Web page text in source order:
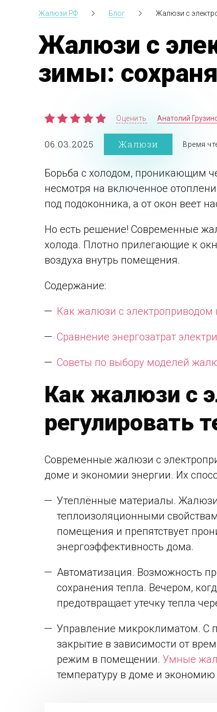
Жалюзи.РФ Блог Жалюзи с
Жалюзи с
зимы:
Оценить Анатолий
06.03.2025 Жалюзи Время
Борьба с холодом, проникающим
несмотря на включенное
под подоконника, а от окон веет
Но есть решение! Современные
холода. Плотно прилегающие к
воздуха внутрь помещения.
Содержание:
Как жалюзи с электроприводом
Сравнение энергозатрат
Советы по выбору моделей
Как жалюзи с
регулировать
Современные жалюзи с
доме и экономии энергии. Их
Утеплённые материалы.
теплоизоляционными
помещения и препятствует
энергоэффективность дома.
Автоматизация. Возможность
сохранения тепла. Вечером,
предотвращает утечку тепла
Управление микроклиматом. С
закрытие в зависимости от
режим в помещении. Умные
температуру в доме и экономию